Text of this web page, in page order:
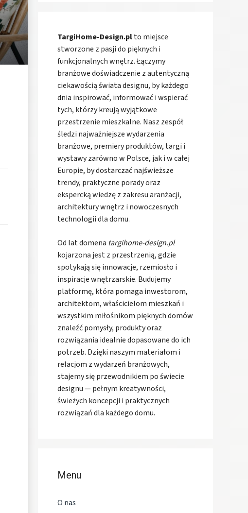
TargiHome-Design.plto miejsce
stworzone z pasji do pięknych i
funkcjonalnych wnętrz. Łączymy
branżowe doświadczenie z autentyczną
ciekawością świata designu, by każdego
dnia inspirować, informować i wspierać
tych, którzy kreują wyjątkowe
przestrzenie mieszkalne. Nasz zespół
śledzi najważniejsze wydarzenia
branżowe, premiery produktów, targi i
wystawy zarówno w Polsce, jak i w całej
Europie, by dostarczać najświeższe
trendy, praktyczne porady oraz
ekspercką wiedzę z zakresu aranżacji,
architektury wnętrz i nowoczesnych
technologii dla domu.
Od lat domena targihome-design.pl
kojarzona jest z przestrzenią, gdzie
spotykają się innowacje, rzemiosło i
inspiracje wnętrzarskie. Budujemy
platformę, która pomaga inwestorom,
architektom, właścicielom mieszkań i
wszystkim miłośnikom pięknych domów
znaleźć pomysły, produkty oraz
rozwiązania idealnie dopasowane do ich
potrzeb. Dzięki naszym materiałom i
relacjom z wydarzeń branżowych,
stajemy się przewodnikiem po świecie
designu — pełnym kreatywności,
świeżych koncepcji i praktycznych
rozwiązań dla każdego domu.
Menu
O nas